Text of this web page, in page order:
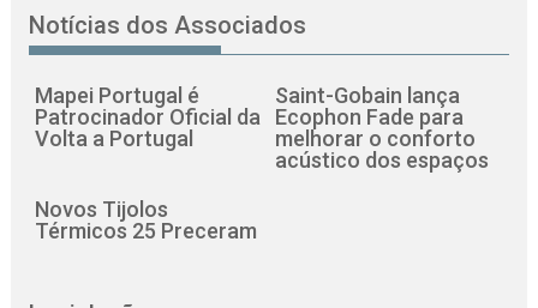
Notícias dos Associados
Mapei Portugal é
Patrocinador Oficial da
Volta a Portugal
Saint-Gobain lança
Ecophon Fade para
melhorar o conforto
acústico dos espaços
Novos Tijolos
Térmicos 25 Preceram